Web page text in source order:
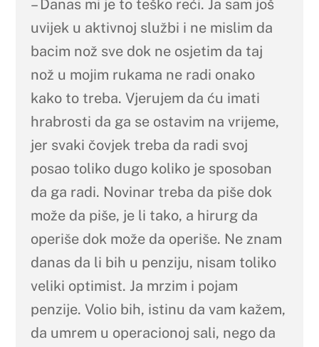
– Danas mi je to teško reći. Ja sam još
uvijek u aktivnoj službi i ne mislim da
bacim nož sve dok ne osjetim da taj
nož u mojim rukama ne radi onako
kako to treba. Vjerujem da ću imati
hrabrosti da ga se ostavim na vrijeme,
jer svaki čovjek treba da radi svoj
posao toliko dugo koliko je sposoban
da ga radi. Novinar treba da piše dok
može da piše, je li tako, a hirurg da
operiše dok može da operiše. Ne znam
danas da li bih u penziju, nisam toliko
veliki optimist. Ja mrzim i pojam
penzije. Volio bih, istinu da vam kažem,
da umrem u operacionoj sali, nego da